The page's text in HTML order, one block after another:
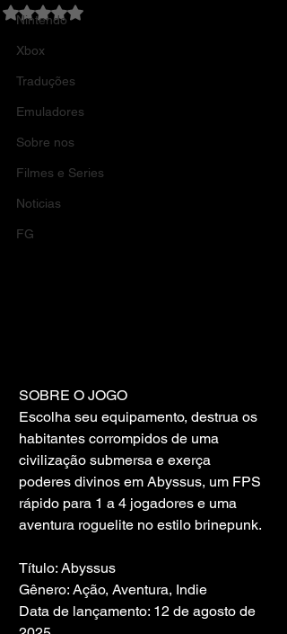
Nintendo
Xbox
Traduções
Emuladores
Sobre nos
Filmes e Series
Noticias
FG
Avaliado com NaN de 5 estrelas.
SOBRE O JOGO
Escolha seu equipamento, destrua os
habitantes corrompidos de uma
civilização submersa e exerça
poderes divinos em Abyssus, um FPS
rápido para 1 a 4 jogadores e uma
aventura roguelite no estilo brinepunk.
Título: Abyssus
Gênero: Ação, Aventura, Indie
Data de lançamento: 12 de agosto de